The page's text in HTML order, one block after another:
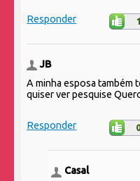
Responder 1
JB
A minha esposa também
quiser ver pesquise
Responder
Casal